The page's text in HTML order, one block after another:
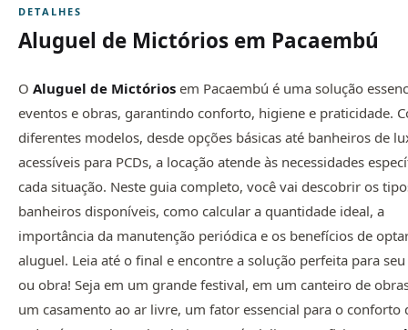
DETALHES
Aluguel de Mictórios em Pacaembú
O Aluguel de Mictórios em Pacaembú é uma solução
eventos e obras, garantindo conforto, higiene e praticidade.
diferentes modelos, desde opções básicas até banheiros de
acessíveis para PCDs, a locação atende às necessidades
cada situação. Neste guia completo, você vai descobrir os
banheiros disponíveis, como calcular a quantidade ideal, a
importância da manutenção periódica e os benefícios de
aluguel. Leia até o final e encontre a solução perfeita para
ou obra! Seja em um grande festival, em um canteiro de
um casamento ao ar livre, um fator essencial para o conforto